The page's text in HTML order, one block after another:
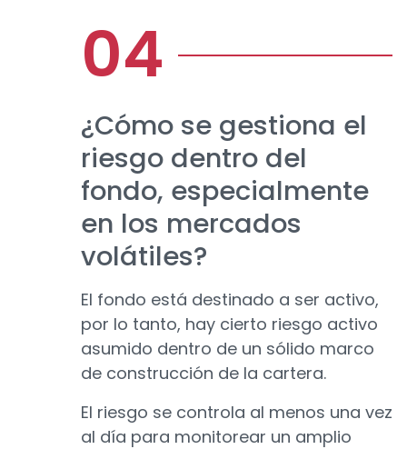
¿Cómo se gestiona el
riesgo dentro del
fondo, especialmente
en los mercados
volátiles?
El fondo está destinado a ser activo,
por lo tanto, hay cierto riesgo activo
asumido dentro de un sólido marco
de construcción de la cartera.
El riesgo se controla al menos una vez
al día para monitorear un amplio